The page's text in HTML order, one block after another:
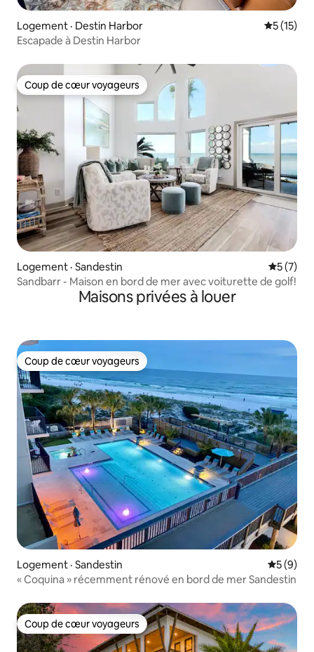
Logement · Destin Harbor Note
5 (15)
Escapade à Destin Harbor
Coup de cœur voyageurs
Coup de cœur voyageurs
Logement · Sandestin Note
5 (7)
Sandbarr - Maison en bord de mer avec voiturette de golf!
Maisons privées à louer
Coup de cœur voyageurs
Coup de cœur voyageurs
Logement · Sandestin Note
5 (9)
« Coquina » récemment rénové en bord de mer Sandestin
Coup de cœur voyageurs
Coup de cœur voyageurs